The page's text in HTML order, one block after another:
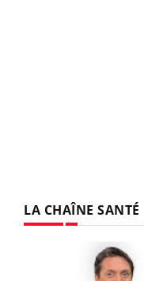
LA CHAÎNE SANTÉ